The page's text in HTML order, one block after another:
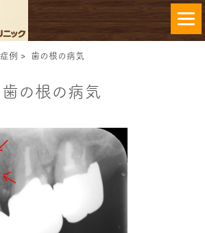
症例 > 歯の根の病気
歯の根の病気